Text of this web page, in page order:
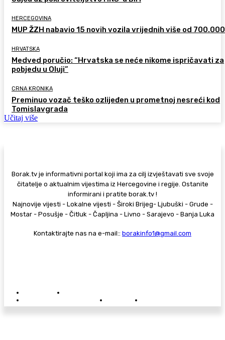
HERCEGOVINA
MUP ŽZH nabavio 15 novih vozila vrijednih više od 700.000
HRVATSKA
Medved poručio: “Hrvatska se neće nikome ispričavati za
pobjedu u Oluji”
CRNA KRONIKA
Preminuo vozač teško ozlijeđen u prometnoj nesreći kod
Tomislavgrada
Učitaj više
Borak.tv je informativni portal koji ima za cilj izvještavati sve svoje
čitatelje o aktualnim vijestima iz Hercegovine i regije. Ostanite
informirani i pratite borak.tv !
Najnovije vijesti - Lokalne vijesti - Široki Brijeg- Ljubuški - Grude -
Mostar - Posušje - Čitluk - Čapljina - Livno - Sarajevo - Banja Luka
Kontaktirajte nas na e-mail:: borakinfo1@gmail.com